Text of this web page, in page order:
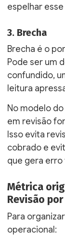
espelhar
3. Brecha
Brecha é o
Pode ser um
confundido,
leitura
No modelo
em revisão
Isso evita
cobrado e
que gera
Métrica
Revisão
Para
operacional: